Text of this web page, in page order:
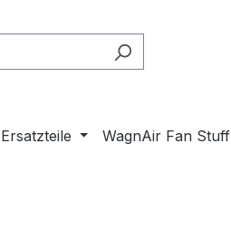
WagnAir Fan Stuff